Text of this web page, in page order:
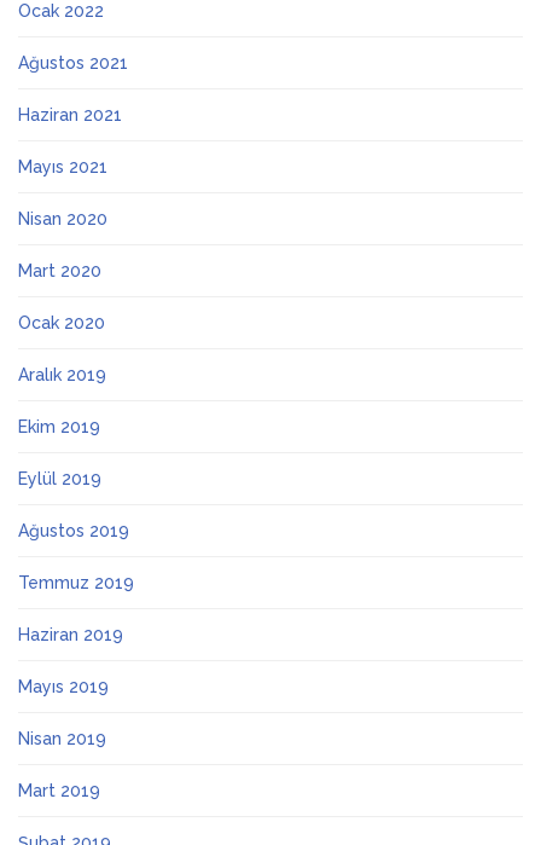
Ocak 2022
Ağustos 2021
Haziran 2021
Mayıs 2021
Nisan 2020
Mart 2020
Ocak 2020
Aralık 2019
Ekim 2019
Eylül 2019
Ağustos 2019
Temmuz 2019
Haziran 2019
Mayıs 2019
Nisan 2019
Mart 2019